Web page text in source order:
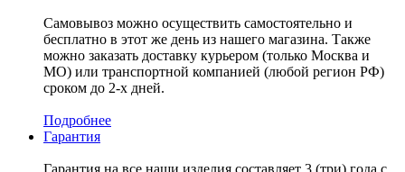
Самовывоз можно осуществить самостоятельно и
бесплатно в этот же день из нашего магазина. Также
можно заказать доставку курьером (только Москва и
МО) или транспортной компанией (любой регион РФ)
сроком до 2-х дней.
Подробнее
Гарантия